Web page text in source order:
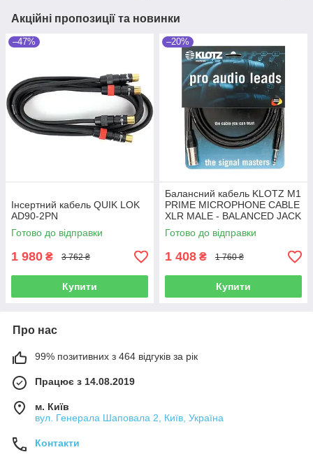
Акційні пропозиції та новинки
–47%
Інсертний кабель QUIK LOK
AD90-2PN
Готово до відправки
1 980 ₴ 3 762 ₴
Купити
–20%
Балансний кабель KLOTZ M1
PRIME MICROPHONE CABLE
XLR MALE - BALANCED JACK
5 M
Готово до відправки
1 408 ₴ 1 760 ₴
Купити
Про нас
99% позитивних з 464 відгуків за рік
Працює з 14.08.2019
м. Київ
вул. Генерала Шаповала 2, Київ, Україна
Контакти